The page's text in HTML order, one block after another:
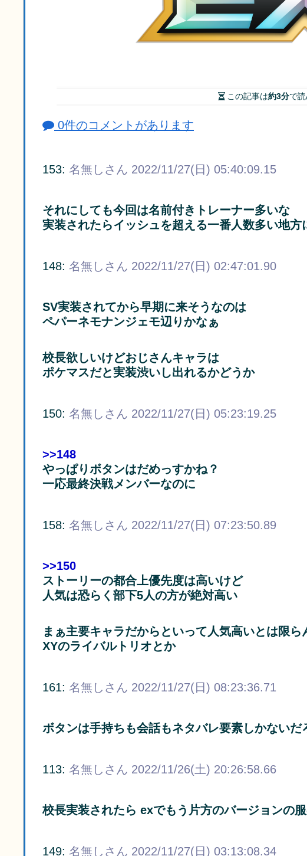
この記事は約3分で読
0件のコメントがあります
153: 名無しさん 2022/11/27(日) 05:40:09.15
それにしても今回は名前付きトレーナー多いな
実装されたらイッシュを超える一番人数多い地方
148: 名無しさん 2022/11/27(日) 02:47:01.90
SV実装されてから早期に来そうなのは
ペパーネモナンジェモ辺りかなぁ
校長欲しいけどおじさんキャラは
ポケマスだと実装渋いし出れるかどうか
150: 名無しさん 2022/11/27(日) 05:23:19.25
>>148
やっぱりボタンはだめっすかね？
一応最終決戦メンバーなのに
158: 名無しさん 2022/11/27(日) 07:23:50.89
>>150
ストーリーの都合上優先度は高いけど
人気は恐らく部下5人の方が絶対高い
まぁ主要キャラだからといって人気高いとは限ら
XYのライバルトリオとか
161: 名無しさん 2022/11/27(日) 08:23:36.71
ボタンは手持ちも会話もネタバレ要素しかないだ
113: 名無しさん 2022/11/26(土) 20:26:58.66
校長実装されたら exでもう片方のバージョンの
149: 名無しさん 2022/11/27(日) 03:13:08.34